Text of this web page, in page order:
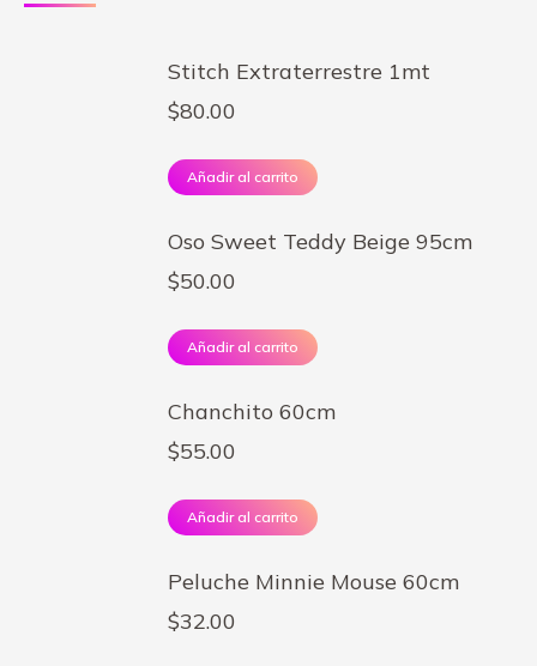
Stitch Extraterrestre 1mt
$80.00
Añadir al carrito
Oso Sweet Teddy Beige 95cm
$50.00
Añadir al carrito
Chanchito 60cm
$55.00
Añadir al carrito
Peluche Minnie Mouse 60cm
$32.00